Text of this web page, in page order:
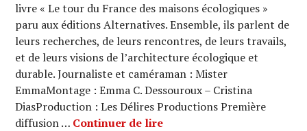
livre « Le tour du France des maisons écologiques »
paru aux éditions Alternatives. Ensemble, ils parlent de
leurs recherches, de leurs rencontres, de leurs travails,
et de leurs visions de l’architecture écologique et
durable. Journaliste et caméraman : Mister
EmmaMontage : Emma C. Dessouroux – Cristina
DiasProduction : Les Délires Productions Première
diffusion … Continuer de lireARCHI URBAIN (15/33) :